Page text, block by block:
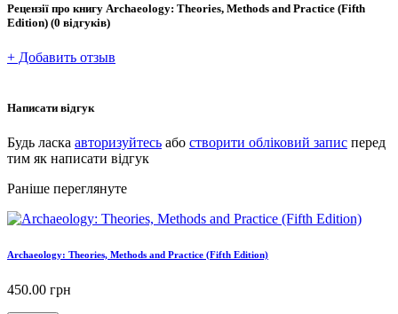
Рецензії про книгу Archaeology: Theories, Methods and Practice (Fifth
Edition) (0 відгуків)
+ Добавить отзыв
Написати відгук
Будь ласка авторизуйтесь або створити обліковий запис перед
тим як написати відгук
Раніше переглянуте
Archaeology: Theories, Methods and Practice (Fifth Edition)
450.00 грн